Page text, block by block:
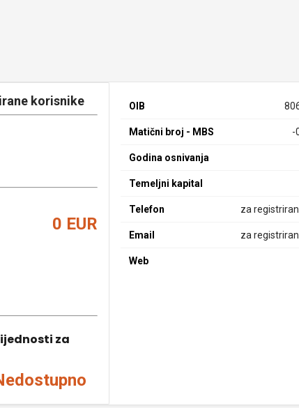
korisnike
0 EUR
za
OIB
Matični broj - MBS -
Godina osnivanja
Temeljni kapital
Telefon za
Email za
Web